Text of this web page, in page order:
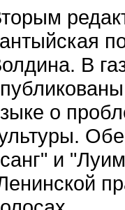
В
о
и